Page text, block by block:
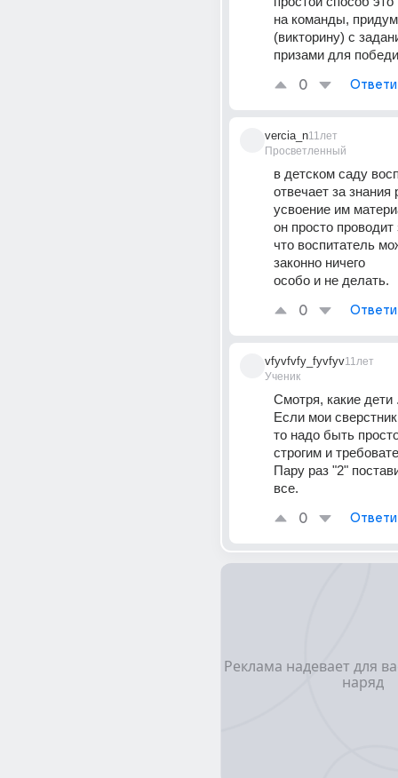
на команды,
(викторину) с
призами для
0
vercia_n
Просветленный
11лет
в детском саду
отвечает за знания
усвоение им
он просто проводит
что воспитатель
законно ничего
особо и не делать.
0
vfyvfvfy_fyvfyv
Ученик
11лет
Смотря, какие
Если мои
то надо быть
строгим и
Пару раз "2"
все.
0